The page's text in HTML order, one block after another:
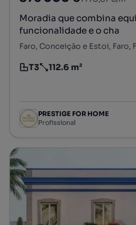
Moradia que combina
funcionalidade e o cha
Faro, Conceição e Estoi, Faro,
Tipologia
T3
Preço por metro quadrado
112.6 m²
PRESTIGE FOR HOME
Profissional